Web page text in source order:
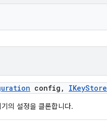
config , IKeyStore
의 설정을 클론합니다.